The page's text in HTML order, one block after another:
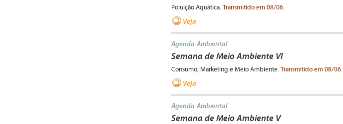
Poluição Aquática. Transmitido em 08/06.
Veja
Agenda Ambiental
Semana de Meio Ambiente VI
Consumo, Marketing e Meio Ambiente. Transmitido em 08/06.
Veja
Agenda Ambiental
Semana de Meio Ambiente V